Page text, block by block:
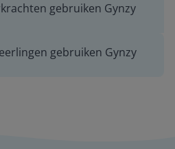
gebruiken Gynzy
gebruiken Gynzy